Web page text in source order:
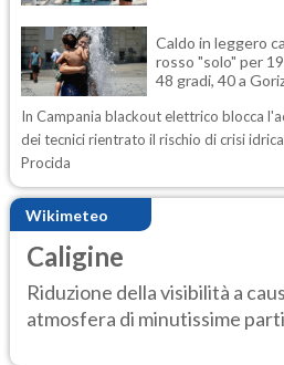
Caldo in leggero
rosso "solo" per
48 gradi, 40 a
In Campania blackout elettrico blocca
dei tecnici rientrato il rischio di crisi
Procida
Wikimeteo
Caligine
Riduzione della visibilità a
atmosfera di minutissime